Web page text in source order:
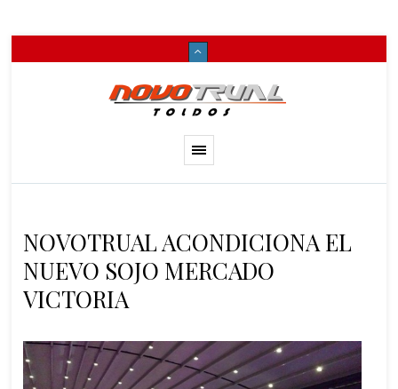
NOVOTRUAL ACONDICIONA EL
NUEVO SOJO MERCADO
VICTORIA